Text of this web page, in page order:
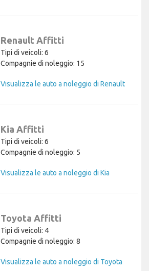
Renault Affitti
Tipi di veicoli: 6
Compagnie di noleggio: 15
Visualizza le auto a noleggio di Renault
Kia Affitti
Tipi di veicoli: 6
Compagnie di noleggio: 5
Visualizza le auto a noleggio di Kia
Toyota Affitti
Tipi di veicoli: 4
Compagnie di noleggio: 8
Visualizza le auto a noleggio di Toyota